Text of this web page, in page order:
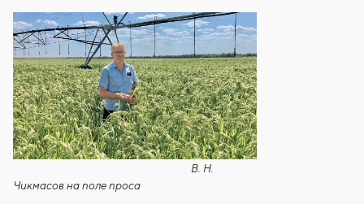
В. Н.
Чикмасов на поле проса